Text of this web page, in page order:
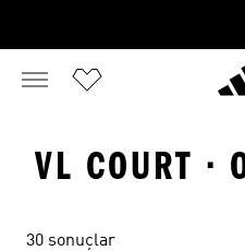
VL COURT ·
30 sonuçlar